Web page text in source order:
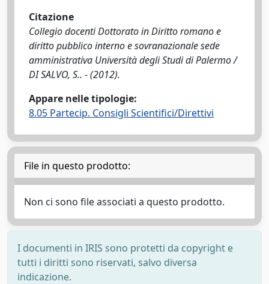
Citazione
Collegio docenti Dottorato in Diritto romano e
diritto pubblico interno e sovranazionale sede
amministrativa Università degli Studi di Palermo /
DI SALVO, S.. - (2012).
Appare nelle tipologie:
8.05 Partecip. Consigli Scientifici/Direttivi
File in questo prodotto:
Non ci sono file associati a questo prodotto.
I documenti in IRIS sono protetti da copyright e
tutti i diritti sono riservati, salvo diversa
indicazione.